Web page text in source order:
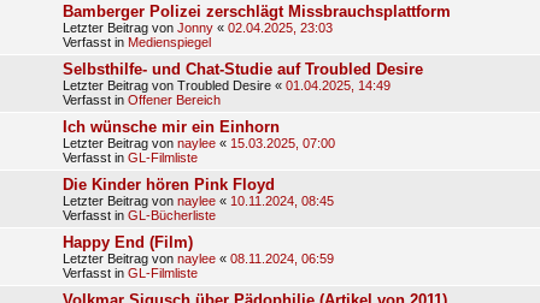
Bamberger Polizei zerschlägt Missbrauchsplattform
Letzter Beitrag von Jonny « 02.04.2025, 23:03
Verfasst in Medienspiegel
Selbsthilfe- und Chat-Studie auf Troubled Desire
Letzter Beitrag von Troubled Desire « 01.04.2025, 14:49
Verfasst in Offener Bereich
Ich wünsche mir ein Einhorn
Letzter Beitrag von naylee « 15.03.2025, 07:00
Verfasst in GL-Filmliste
Die Kinder hören Pink Floyd
Letzter Beitrag von naylee « 10.11.2024, 08:45
Verfasst in GL-Bücherliste
Happy End (Film)
Letzter Beitrag von naylee « 08.11.2024, 06:59
Verfasst in GL-Filmliste
Volkmar Sigusch über Pädophilie (Artikel von 2011)